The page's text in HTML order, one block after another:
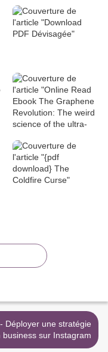
sur Instagram